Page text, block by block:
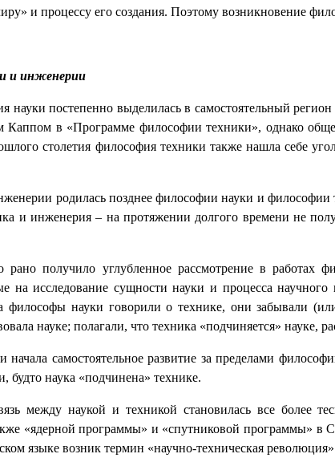
и процессу его создания. Поэтому возникновение
и инженерии
науки постепенно выделилась в самостоятельный
Каппом в «Программе философии техники», однако
столетия философия техники также нашла себе
родилась позднее философии науки и
и инженерия – на протяжении долгого времени не
рано получило углубленное рассмотрение в работах
на исследование сущности науки и процесса
философы науки говорили о технике, они забывали
науке; полагали, что техника «подчиняется»
самостоятельное развитие за пределами
будто наука «подчинена» технике.
между наукой и техникой становилась все более
«ядерной программы» и «спутниковой программы» в
языке возник термин «научно-техническая